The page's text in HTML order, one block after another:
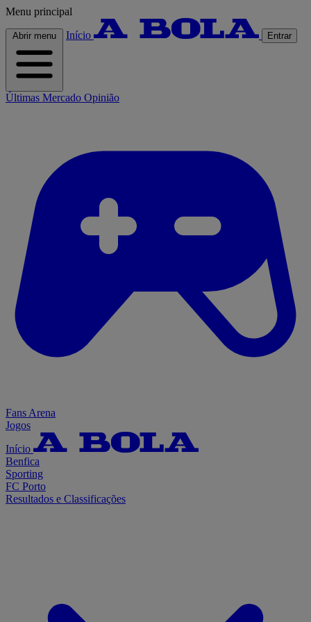
Menu principal
Abrir menu Início Entrar
Últimas Mercado Opinião
Fans Arena
Jogos
Início
Benfica
Sporting
FC Porto
Resultados e Classificações